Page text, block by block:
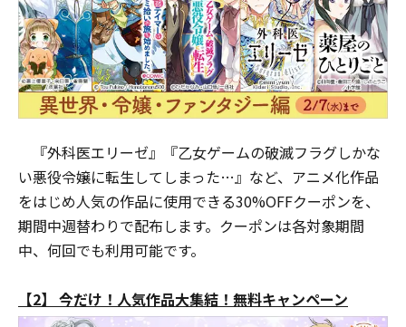
『外科医エリーゼ』『乙女ゲームの破滅フラグしかな
い悪役令嬢に転生してしまった…』など、アニメ化作品
をはじめ人気の作品に使用できる30%OFFクーポンを、
期間中週替わりで配布します。クーポンは各対象期間
中、何回でも利用可能です。
【2】 今だけ！人気作品大集結！無料キャンペーン